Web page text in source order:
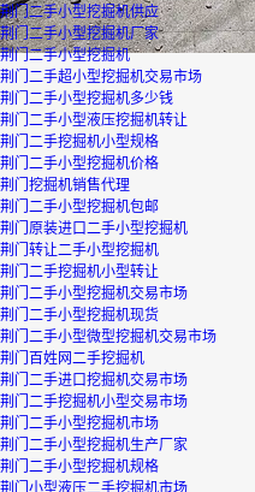
荆门二手小型挖掘机供应
荆门二手小型挖掘机厂家
荆门二手小型挖掘机
荆门二手超小型挖掘机交易市场
荆门二手小型挖掘机多少钱
荆门二手小型液压挖掘机转让
荆门二手挖掘机小型规格
荆门二手小型挖掘机价格
荆门挖掘机销售代理
荆门二手小型挖掘机包邮
荆门原装进口二手小型挖掘机
荆门转让二手小型挖掘机
荆门二手挖掘机小型转让
荆门二手小型挖掘机交易市场
荆门二手小型挖掘机现货
荆门二手小型微型挖掘机交易市场
荆门百姓网二手挖掘机
荆门二手进口挖掘机交易市场
荆门二手挖掘机小型交易市场
荆门二手小型挖掘机市场
荆门二手小型挖掘机生产厂家
荆门二手小型挖掘机规格
荆门小型液压二手挖掘机市场